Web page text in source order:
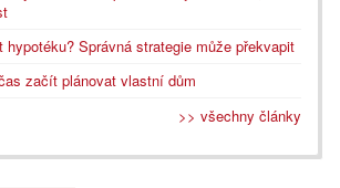
hypotéku? Správná strategie může překvapit
začít plánovat vlastní dům
>> všechny články